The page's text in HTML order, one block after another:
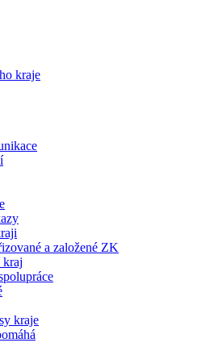
a založené ZK
kraj
kraje